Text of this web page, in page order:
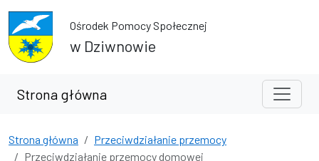
Przejdź do treści
Przejdź do wyszukiwarkiOśrodek Pomocy Społecznej
w Dziwnowie
Strona główna
Strona główna
Przeciwdziałanie przemocy
Przeciwdziałanie przemocy domowej